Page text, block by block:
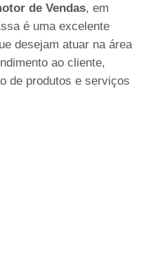
de Vendas, em
é uma excelente
desejam atuar na área
ao cliente,
de produtos e serviços